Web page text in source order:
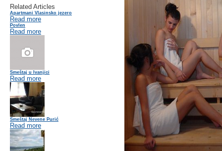
Related Articles
Apartmani Vlasinsko jezero
Read more
Povlen
Read more
Smeštaj u Ivanjici
Read more
Smeštaj Nevene Purić
Read more